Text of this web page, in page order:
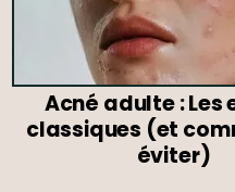
Acné adulte : Les
classiques (et
éviter)